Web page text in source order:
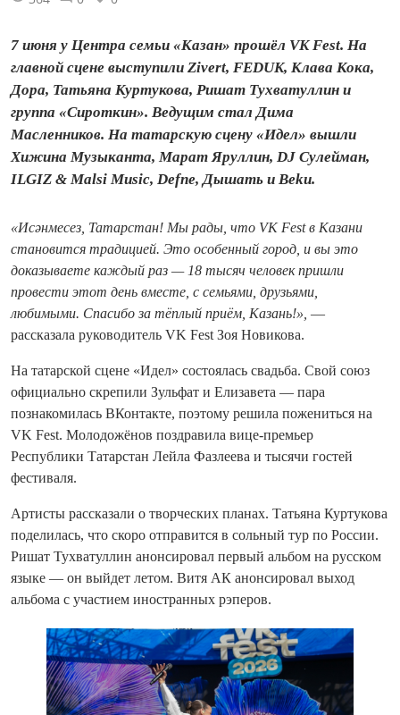
7 июня у Центра семьи «Казан» прошёл VK Fest. На
главной сцене выступили Zivert, FEDUK, Клава Кока,
Дора, Татьяна Куртукова, Ришат Тухватуллин и
группа «Сироткин». Ведущим стал Дима
Масленников. На татарскую сцену «Идел» вышли
Хижина Музыканта, Марат Яруллин, DJ Сулейман,
ILGIZ & Malsi Music, Defne, Дышать и Beku.
«Исәнмесез, Татарстан! Мы рады, что VK Fest в Казани
становится традицией. Это особенный город, и вы это
доказываете каждый раз — 18 тысяч человек пришли
провести этот день вместе, с семьями, друзьями,
любимыми. Спасибо за тёплый приём, Казань!», —
рассказала руководитель VK Fest Зоя Новикова.
На татарской сцене «Идел» состоялась свадьба. Свой союз
официально скрепили Зульфат и Елизавета — пара
познакомилась ВКонтакте, поэтому решила пожениться на
VK Fest. Молодожёнов поздравила вице-премьер
Республики Татарстан Лейла Фазлеева и тысячи гостей
фестиваля.
Артисты рассказали о творческих планах. Татьяна Куртукова
поделилась, что скоро отправится в сольный тур по России.
Ришат Тухватуллин анонсировал первый альбом на русском
языке — он выйдет летом. Витя АК анонсировал выход
альбома с участием иностранных рэперов.